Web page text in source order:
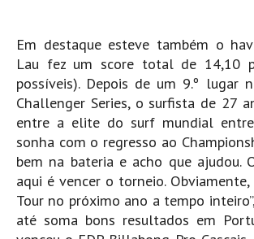
Em destaque esteve também o
Lau fez um score total de 14,10
possíveis). Depois de um 9.º lugar
Challenger Series, o surfista de 27
entre a elite do surf mundial
sonha com o regresso ao
bem na bateria e acho que ajudou.
aqui é vencer o torneio.
Tour no próximo ano a tempo
até soma bons resultados em